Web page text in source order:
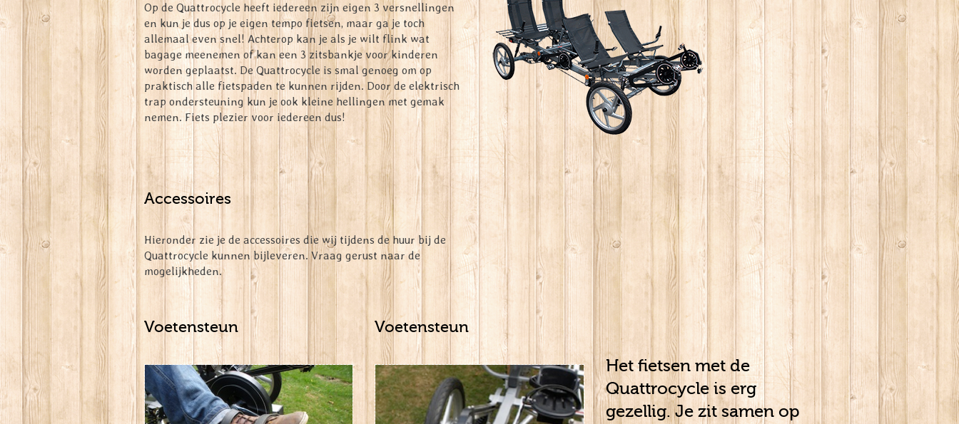
Op de Quattrocycle heeft iedereen zijn eigen 3 versnellingen
en kun je dus op je eigen tempo fietsen, maar ga je toch
allemaal even snel! Achterop kan je als je wilt flink wat
bagage meenemen of kan een 3 zitsbankje voor kinderen
worden geplaatst. De Quattrocycle is smal genoeg om op
praktisch alle fietspaden te kunnen rijden. Door de elektrisch
trap ondersteuning kun je ook kleine hellingen met gemak
nemen. Fiets plezier voor iedereen dus!
Accessoires
Hieronder zie je de accessoires die wij tijdens de huur bij de
Quattrocycle kunnen bijleveren. Vraag gerust naar de
mogelijkheden.
Voetensteun Voetensteun
Het fietsen met de
Quattrocycle is erg
gezellig. Je zit samen op